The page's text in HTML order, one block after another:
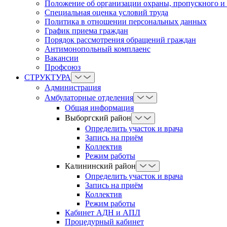
Положение об организации охраны, пропускного
Cпециальная оценка условий труда
Политика в отношении персональных данных
График приема граждан
Порядок рассмотрения обращений граждан
Антимонопольный комплаенс
Вакансии
Профсоюз
СТРУКТУРА
Администрация
Амбулаторные отделения
Общая информация
Выборгский район
Определить участок и врача
Запись на приём
Коллектив
Режим работы
Калининский район
Определить участок и врача
Запись на приём
Коллектив
Режим работы
Кабинет АДН и АПЛ
Процедурный кабинет